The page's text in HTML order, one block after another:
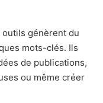
outils génèrent du
mots-clés. Ils
de publications,
ou même créer